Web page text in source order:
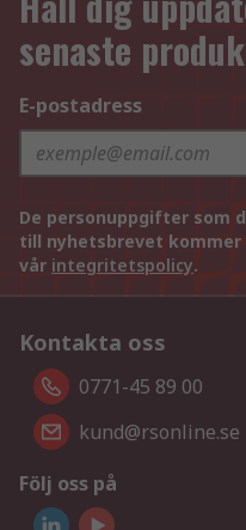
senaste
E-postadress
De personuppgifter som
till nyhetsbrevet
vår integritetspolicy.
Kontakta oss
0771-45 89 00
kund@rsonline.se
Följ oss på